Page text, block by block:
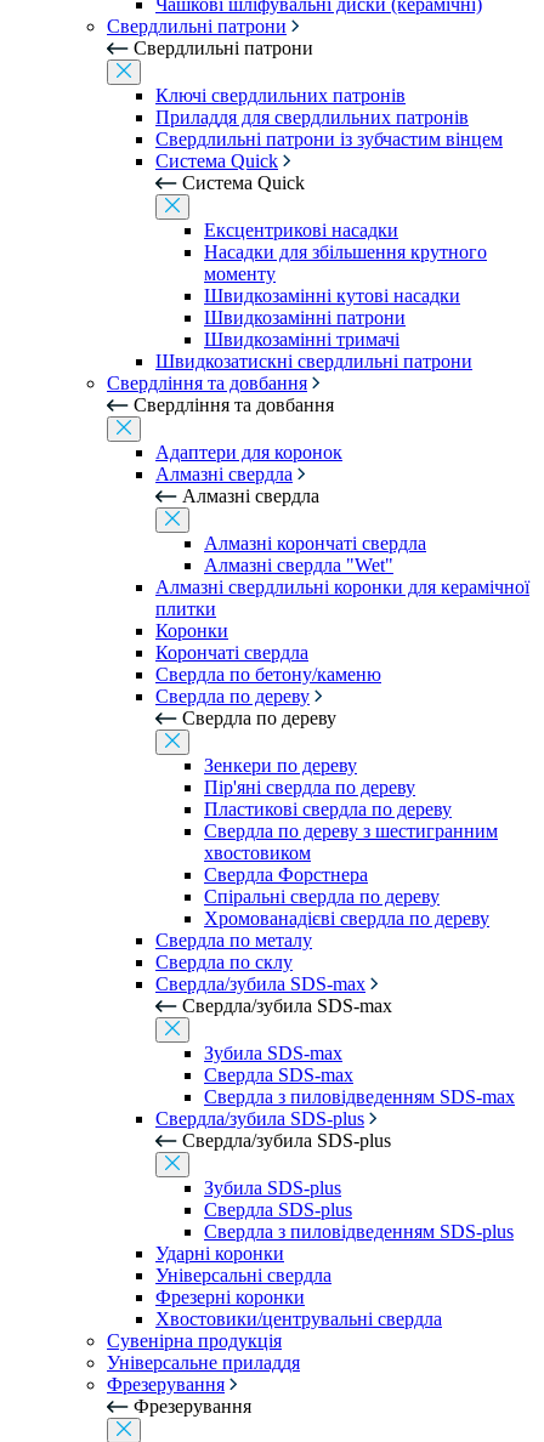
Чашкові шліфувальні диски (керамічні)
Свердлильні патрони
Свердлильні патрони
Ключі свердлильних патронів
Приладдя для свердлильних патронів
Свердлильні патрони із зубчастим вінцем
Система Quick
Система Quick
Ексцентрикові насадки
Насадки для збільшення крутного
моменту
Швидкозамінні кутові насадки
Швидкозамінні патрони
Швидкозамінні тримачі
Швидкозатискні свердлильні патрони
Свердління та довбання
Свердління та довбання
Адаптери для коронок
Алмазні свердла
Алмазні свердла
Алмазні корончаті свердла
Алмазні свердла "Wet"
Алмазні свердлильні коронки для керамічної
плитки
Коронки
Корончаті свердла
Свердла по бетону/каменю
Свердла по дереву
Свердла по дереву
Зенкери по дереву
Пір'яні свердла по дереву
Пластикові свердла по дереву
Свердла по дереву з шестигранним
хвостовиком
Свердла Форстнера
Спіральні свердла по дереву
Хромованадієві свердла по дереву
Свердла по металу
Свердла по склу
Свердла/зубила SDS-max
Свердла/зубила SDS-max
Зубила SDS-max
Свердла SDS-max
Свердла з пиловідведенням SDS-max
Свердла/зубила SDS-plus
Свердла/зубила SDS-plus
Зубила SDS-plus
Свердла SDS-plus
Свердла з пиловідведенням SDS-plus
Ударні коронки
Універсальні свердла
Фрезерні коронки
Хвостовики/центрувальні свердла
Сувенірна продукція
Універсальне приладдя
Фрезерування
Фрезерування